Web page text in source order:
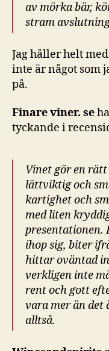
av mörka bär,
stram
Jag håller helt
inte är något som
på.
Finare viner. se
tyckande i
Vinet gör en
lättviktig och
kartighet och
med liten
presentationen.
ihop sig, biter
hittar oväntad
verkligen inte
rent och gott
vara mer än det
alltså.